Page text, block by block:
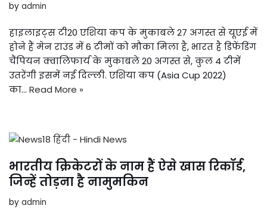
by admin
हाइलाइट्स टी20 एशिया कप के मुकाबले 27 अगस्त से यूएई में
होने हैं मेन राउंड में 6 टीमों को मौका मिला है, भारत है डिफेंडिंग
चैंपियन क्वालिफार्य के मुकाबले 20 अगस्त से, कुल 4 टीमें
उतरेंगी इसमें नई दिल्ली. एशिया कप (Asia Cup 2022)
का… Read More »
भारतीय क्रिकेटरों के नाम हैं ऐसे खास रिकॉर्ड,
जिन्हें तोड़ना है नामुमकिन
by admin